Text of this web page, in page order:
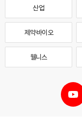
산업
제약·바이오
웰니스